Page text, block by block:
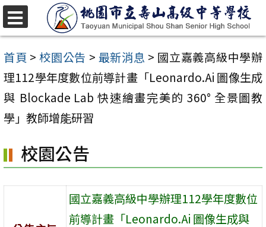
跳
至
主
要
內
容
首頁 > 校園公告 > 最新消息 > 國立嘉義高級中學辦
理112學年度數位前導計畫「Leonardo.Ai 圖像生成
與 Blockade Lab 快速繪畫完美的 360° 全景圖教
學」教師增能研習
校園公告
國立嘉義高級中學辦理112學年度數位
前導計畫「Leonardo.Ai 圖像生成與
選
單